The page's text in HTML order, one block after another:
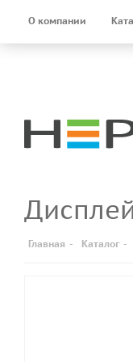
О компании
Главная - Каталог -